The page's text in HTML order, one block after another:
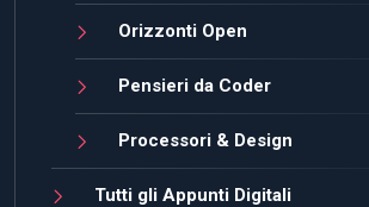
Orizzonti Open
Pensieri da Coder
Processori & Design
Tutti gli Appunti Digitali